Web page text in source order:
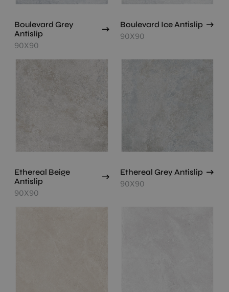
Boulevard Grey
Antislip
90X90
Boulevard Ice Antislip
90X90
Ethereal Beige
Antislip
90X90
Ethereal Grey Antislip
90X90